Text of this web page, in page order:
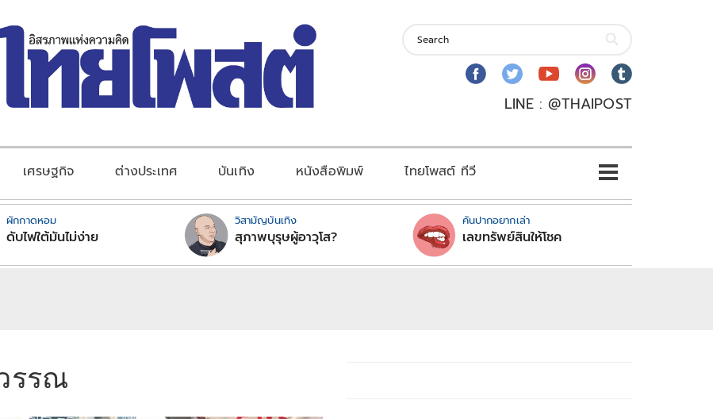
LINE : @THAIPOST
เศรษฐกิจ ต่างประเทศ บันเทิง หนังสือพิมพ์ ไทยโพสต์ ทีวี
ผักกาดหอม
ดับไฟใต้มันไม่ง่าย
วิสามัญบันเทิง
สุภาพบุรุษผู้อาวุโส?
คันปากอยากเล่า
เลขทรัพย์สินให้โชค
รรณ